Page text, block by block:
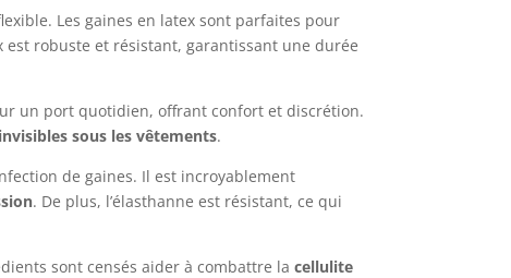
Les gaines en latex sont parfaites pour
robuste et résistant, garantissant une durée
un port quotidien, offrant confort et discrétion.
invisibles sous les vêtements.
de gaines. Il est incroyablement
. De plus, l’élasthanne est résistant, ce qui
sont censés aider à combattre lacellulite